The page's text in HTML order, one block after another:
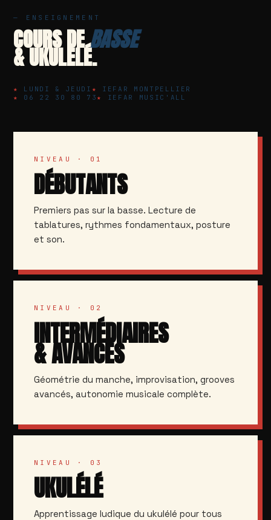
— ENSEIGNEMENT
COURS DEBASSE
& UKULÉLÉ.
LUNDI & JEUDI
IEFAR MONTPELLIER
06 22 30 80 73
IEFAR MUSIC'ALL
NIVEAU · 01
DÉBUTANTS
Premiers pas sur la basse. Lecture de
tablatures, rythmes fondamentaux, posture
et son.
NIVEAU · 02
INTERMÉDIAIRES
& AVANCÉS
Géométrie du manche, improvisation, grooves
avancés, autonomie musicale complète.
NIVEAU · 03
UKULÉLÉ
Apprentissage ludique du ukulélé pour tous